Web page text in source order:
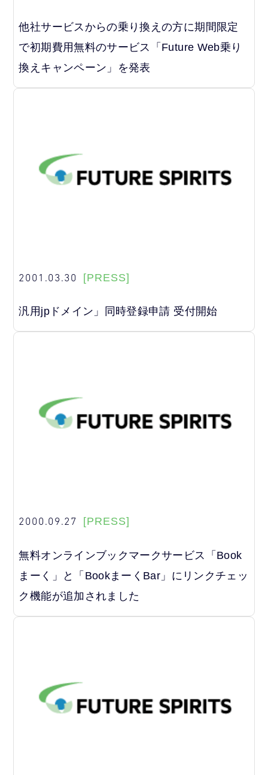
他社サービスからの乗り換えの方に期間限定
で初期費用無料のサービス「Future Web乗り
換えキャンペーン」を発表
2001.03.30 [PRESS]
汎用jpドメイン」同時登録申請 受付開始
2000.09.27 [PRESS]
無料オンラインブックマークサービス「Book
まーく」と「BookまーくBar」にリンクチェッ
ク機能が追加されました